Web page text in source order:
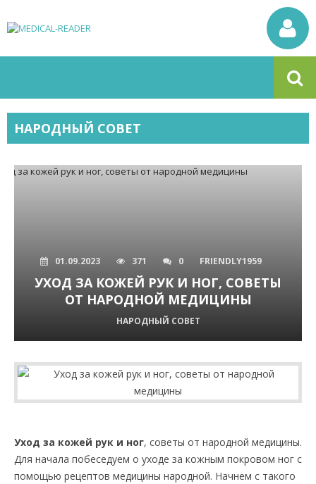
НАРОДНЫЙ СОВЕТ
01.09.2023 371 0 FRIENDLY1959
УХОД ЗА КОЖЕЙ РУК И НОГ, СОВЕТЫ
ОТ НАРОДНОЙ МЕДИЦИНЫ
НАРОДНЫЙ СОВЕТ
Уход за кожей рук и ног, советы от народной медицины.
Для начала побеседуем о уходе за кожным покровом ног с
помощью рецептов медицины народной. Начнем с такого